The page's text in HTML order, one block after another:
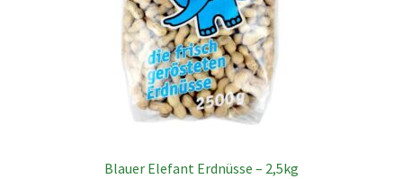
Blauer Elefant Erdnüsse – 2,5kg